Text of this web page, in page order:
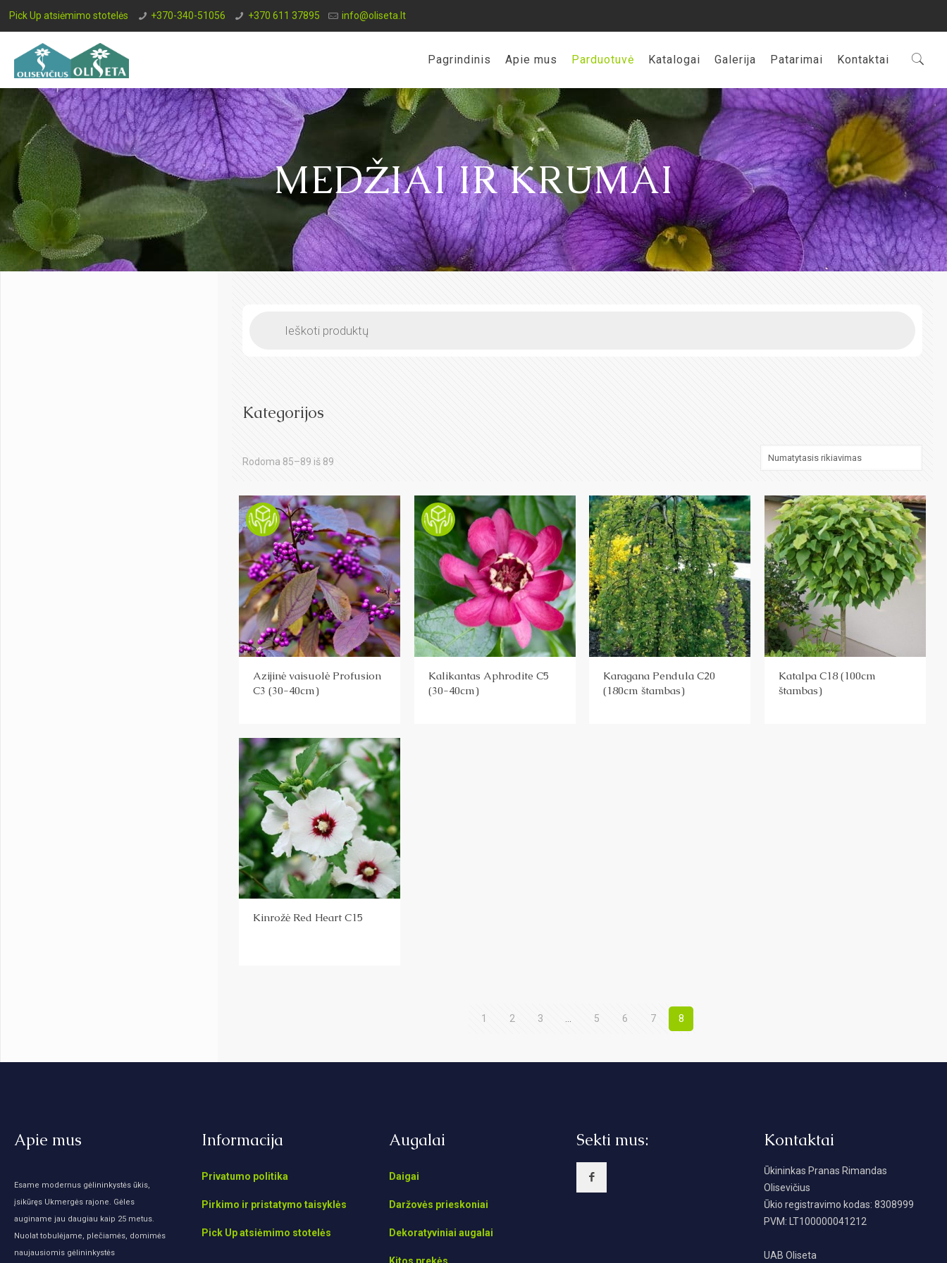
Pick Up atsiėmimo stotelės +370-340-51056 +370 611 37895 info@oliseta.lt
Pagrindinis Apie mus Parduotuvė Katalogai Galerija Patarimai Kontaktai
MEDŽIAI IR KRŪMAI
Kategorijos
Rodoma 85–89 iš 89
Azijinė vaisuolė Profusion
C3 (30-40cm)
Kalikantas Aphrodite C5
(30-40cm)
Karagana Pendula C20
(180cm štambas)
Katalpa C18 (100cm
štambas)
Kinrožė Red Heart C15
1 2 3 … 5 6 7 8
Apie mus
Esame modernus gėlininkystės ūkis,
įsikūręs Ukmergės rajone. Gėles
auginame jau daugiau kaip 25 metus.
Nuolat tobulėjame, plečiamės, domimės
naujausiomis gėlininkystės
Informacija
Privatumo politika
Pirkimo ir pristatymo taisyklės
Pick Up atsiėmimo stotelės
Augalai
Daigai
Daržovės prieskoniai
Dekoratyviniai augalai
Sekti mus: Kontaktai
Ūkininkas Pranas Rimandas
Olisevičius
Ūkio registravimo kodas: 8308999
PVM: LT100000041212
UAB Oliseta